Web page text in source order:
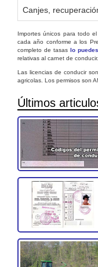
Canjes,
Importes únicos para todo
cada año conforme a los
completo de tasas lo
relativas al carnet de conducir.
Las licencias de conducir
agricolas. Los permisos son
Últimos